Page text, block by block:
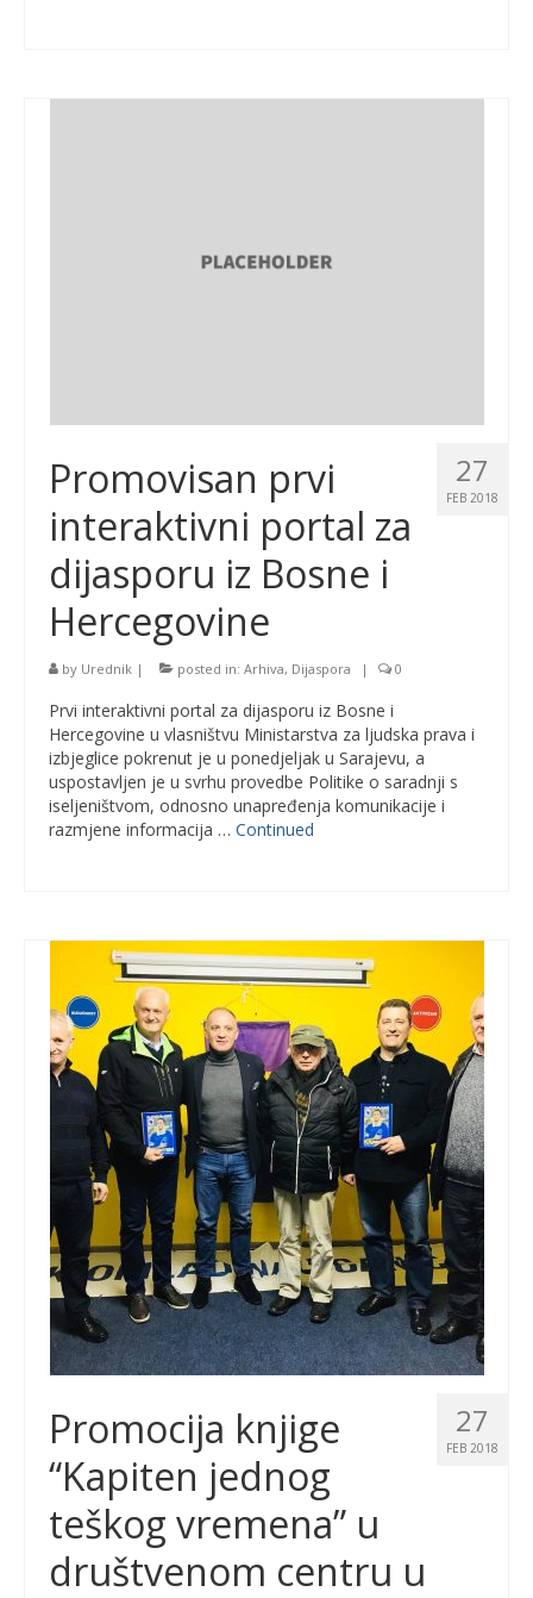
27
FEB 2018
Promovisan prvi
interaktivni portal za
dijasporu iz Bosne i
Hercegovine
by Urednik | posted in: Arhiva, Dijaspora | 0
Prvi interaktivni portal za dijasporu iz Bosne i
Hercegovine u vlasništvu Ministarstva za ljudska prava i
izbjeglice pokrenut je u ponedjeljak u Sarajevu, a
uspostavljen je u svrhu provedbe Politike o saradnji s
iseljeništvom, odnosno unapređenja komunikacije i
razmjene informacija … Continued
27
FEB 2018
Promocija knjige
“Kapiten jednog
teškog vremena” u
društvenom centru u